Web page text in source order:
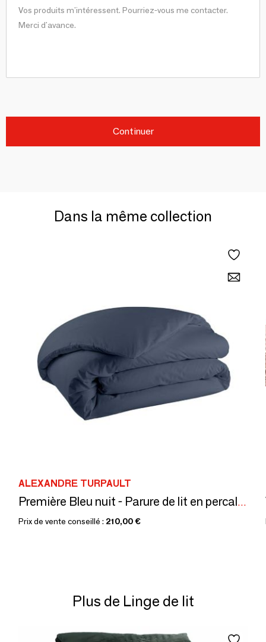
Continuer
Dans la même collection
ALEXANDRE TURPAULT
Première Bleu nuit - Parure de lit en percale de coton
Prix de vente conseillé : 210,00 €
Plus de Linge de lit